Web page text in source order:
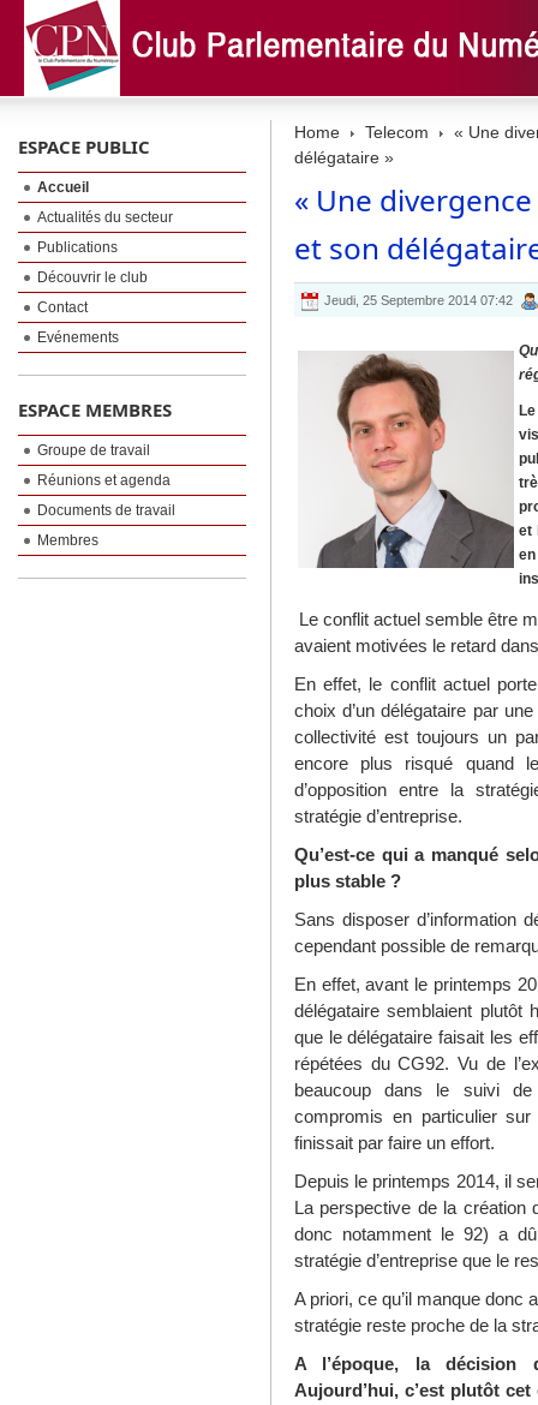
Home Telecom
« Une
délégataire »
« Une
et son
Jeudi, 25 Septembre 2014 07:42
et
Le conflit actuel semble être
avaient motivées le retard
En effet, le conflit actuel
choix d’un délégataire par
collectivité est toujours un
encore plus risqué quand
d’opposition entre la
stratégie d’entreprise.
Qu’est-ce qui a manqué
plus stable ?
Sans disposer d’information
cependant possible de
En effet, avant le printemps
délégataire semblaient plutôt
que le délégataire faisait les
répétées du CG92. Vu de
beaucoup dans le suivi
compromis en particulier
finissait par faire un effort.
Depuis le printemps 2014, il
La perspective de la création
donc notamment le 92) a
stratégie d’entreprise que le
A priori, ce qu’il manque donc
stratégie reste proche de la
A l’époque, la décision
Aujourd’hui, c’est plutôt
ESPACE PUBLIC
Accueil
Actualités du secteur
Publications
Découvrir le club
Contact
Evénements
ESPACE MEMBRES
Groupe de travail
Réunions et agenda
Documents de travail
Membres